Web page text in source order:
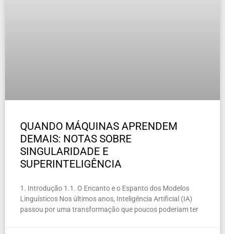
QUANDO MÁQUINAS APRENDEM
DEMAIS: NOTAS SOBRE
SINGULARIDADE E
SUPERINTELIGÊNCIA
1. Introdução 1.1. O Encanto e o Espanto dos Modelos
Linguísticos Nos últimos anos, Inteligência Artificial (IA)
passou por uma transformação que poucos poderiam ter